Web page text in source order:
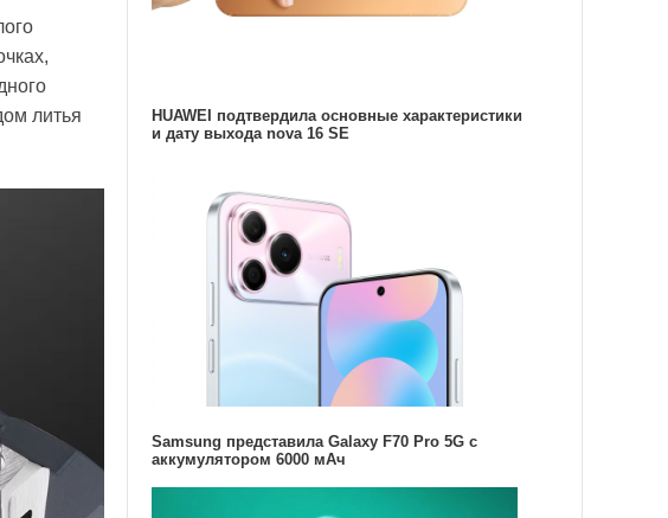
литья
HUAWEI подтвердила основные характеристики
и дату выхода nova 16 SE
Samsung представила Galaxy F70 Pro 5G с
аккумулятором 6000 мАч